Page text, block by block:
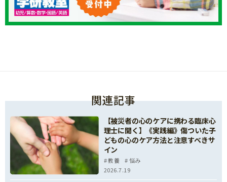
関連記事
【被災者の心のケアに携わる臨床心
理士に聞く】《実践編》傷ついた子
どもの心のケア方法と注意すべきサ
イン
教養
悩み
2026.7.19